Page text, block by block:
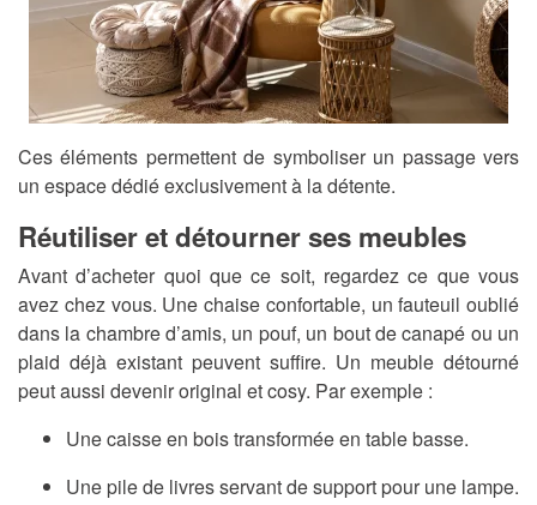
Ces éléments permettent de symboliser un passage vers
un espace dédié exclusivement à la détente.
Réutiliser et détourner ses meubles
Avant d’acheter quoi que ce soit, regardez ce que vous
avez chez vous. Une chaise confortable, un fauteuil oublié
dans la chambre d’amis, un pouf, un bout de canapé ou un
plaid déjà existant peuvent suffire. Un meuble détourné
peut aussi devenir original et cosy. Par exemple :
Une caisse en bois transformée en table basse.
Une pile de livres servant de support pour une lampe.